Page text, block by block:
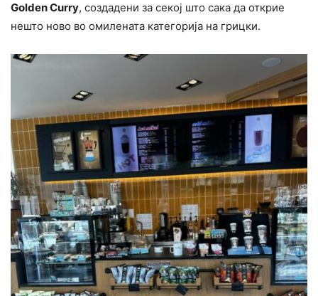
GoldenCurry, создадени за секој што сака да открие
нешто ново во омилената категорија на грицки.